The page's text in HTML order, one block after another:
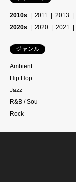
2010s 2011 2013
2020s
2020 2021
ジャンル
Ambient
Hip Hop
Jazz
R&B / Soul
Rock